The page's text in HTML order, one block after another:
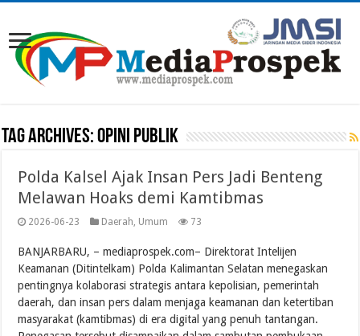
Tag Archives:OPINI PUBLIK
Polda Kalsel Ajak Insan Pers Jadi Benteng
Melawan Hoaks demi Kamtibmas
2026-06-23 Daerah, Umum 73
BANJARBARU, – mediaprospek.com– Direktorat Intelijen
Keamanan (Ditintelkam) Polda Kalimantan Selatan menegaskan
pentingnya kolaborasi strategis antara kepolisian, pemerintah
daerah, dan insan pers dalam menjaga keamanan dan ketertiban
masyarakat (kamtibmas) di era digital yang penuh tantangan.